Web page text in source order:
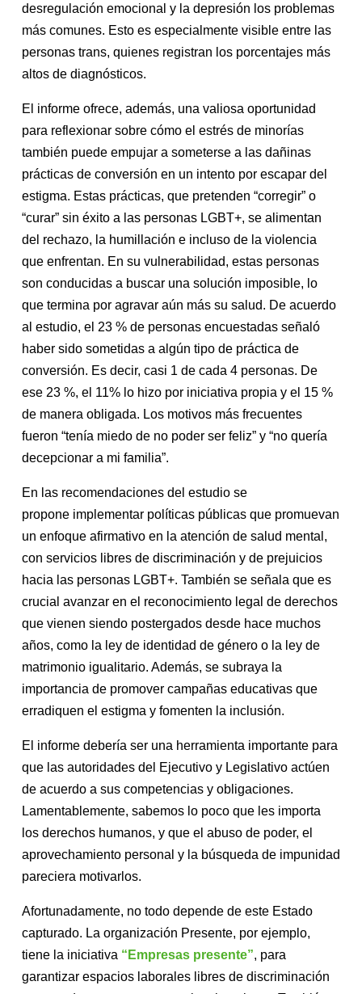
desregulación emocional y la depresión los problemas
más comunes. Esto es especialmente visible entre las
personas trans, quienes registran los porcentajes más
altos de diagnósticos.
El informe ofrece, además, una valiosa oportunidad
para reflexionar sobre cómo el estrés de minorías
también puede empujar a someterse a las dañinas
prácticas de conversión en un intento por escapar del
estigma. Estas prácticas, que pretenden “corregir” o
“curar” sin éxito a las personas LGBT+, se alimentan
del rechazo, la humillación e incluso de la violencia
que enfrentan. En su vulnerabilidad, estas personas
son conducidas a buscar una solución imposible, lo
que termina por agravar aún más su salud. De acuerdo
al estudio, el 23 % de personas encuestadas señaló
haber sido sometidas a algún tipo de práctica de
conversión. Es decir, casi 1 de cada 4 personas. De
ese 23 %, el 11% lo hizo por iniciativa propia y el 15 %
de manera obligada. Los motivos más frecuentes
fueron “tenía miedo de no poder ser feliz” y “no quería
decepcionar a mi familia”.
En las recomendaciones del estudio se
propone implementar políticas públicas que promuevan
un enfoque afirmativo en la atención de salud mental,
con servicios libres de discriminación y de prejuicios
hacia las personas LGBT+. También se señala que es
crucial avanzar en el reconocimiento legal de derechos
que vienen siendo postergados desde hace muchos
años, como la ley de identidad de género o la ley de
matrimonio igualitario. Además, se subraya la
importancia de promover campañas educativas que
erradiquen el estigma y fomenten la inclusión.
El informe debería ser una herramienta importante para
que las autoridades del Ejecutivo y Legislativo actúen
de acuerdo a sus competencias y obligaciones.
Lamentablemente, sabemos lo poco que les importa
los derechos humanos, y que el abuso de poder, el
aprovechamiento personal y la búsqueda de impunidad
pareciera motivarlos.
Afortunadamente, no todo depende de este Estado
capturado. La organización Presente, por ejemplo,
tiene la iniciativa “Empresas presente”, para
garantizar espacios laborales libres de discriminación